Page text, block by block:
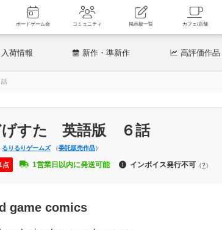
レビュー ボードゲーム会 コミュニティ 掲示板一覧
入荷情報 新作 ・準新作 高評価作品
げすた 英語版 ６話
るりるりゲームズ（委託販売作品）
点 1営業日以内に発送可能 インボイス発行不可 （?）
game comics